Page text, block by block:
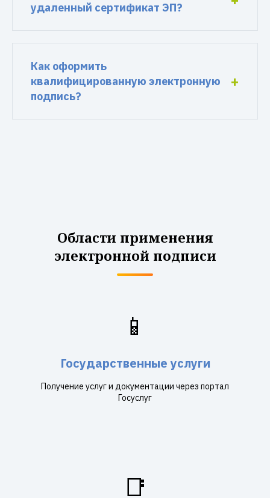
удаленный сертификат ЭП?
Как оформить
квалифицированную электронную
подпись?
Области применения
электронной подписи
📱
Государственные услуги
Получение услуг и документации через портал
Госуслуг
📑